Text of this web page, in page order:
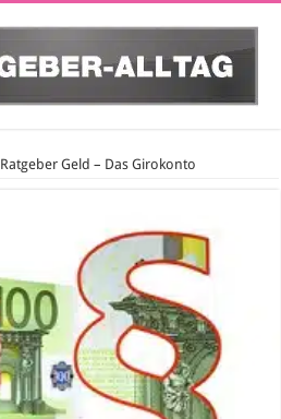
Ratgeber Geld – Das Girokonto